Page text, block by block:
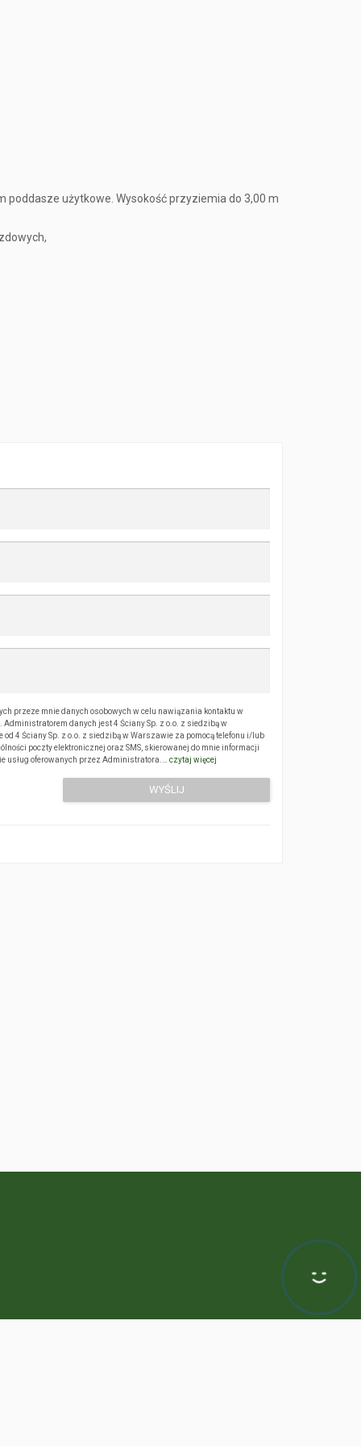
użytkowe. Wysokość przyziemia do 3,00 m
przeze mnie danych osobowych w celu nawiązania kontaktu w
danych jest 4 Ściany Sp. z o.o. z siedzibą w
4 Ściany Sp. z o.o. z siedzibą w Warszawie za pomocą telefonu i/lub
poczty elektronicznej oraz SMS, skierowanej do mnie informacji
usług oferowanych przez Administratora.… czytaj więcej